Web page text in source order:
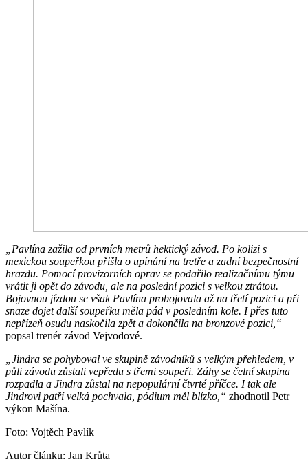
„Pavlína zažila od prvních metrů hektický závod. Po kolizi s
mexickou soupeřkou přišla o upínání na tretře a zadní bezpečnostní
hrazdu. Pomocí provizorních oprav se podařilo realizačnímu týmu
vrátit ji opět do závodu, ale na poslední pozici s velkou ztrátou.
Bojovnou jízdou se však Pavlína probojovala až na třetí pozici a při
snaze dojet další soupeřku měla pád v posledním kole. I přes tuto
nepřízeň osudu naskočila zpět a dokončila na bronzové pozici,“
popsal trenér závod Vejvodové.
„Jindra se pohyboval ve skupině závodníků s velkým přehledem, v
půli závodu zůstali vepředu s třemi soupeři. Záhy se čelní skupina
rozpadla a Jindra zůstal na nepopulární čtvrté příčce. I tak ale
Jindrovi patří velká pochvala, pódium měl blízko,“ zhodnotil Petr
výkon Mašína.
Foto: Vojtěch Pavlík
Autor článku: Jan Krůta